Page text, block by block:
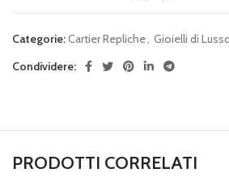
Categorie:Cartier Repliche, Gioielli di
Condividere:
PRODOTTI CORRELATI